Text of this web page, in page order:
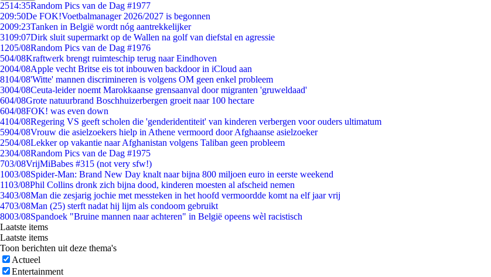
2514:35Random Pics van de Dag #1977
209:50De FOK!Voetbalmanager 2026/2027 is begonnen
2009:23Tanken in België wordt nóg aantrekkelijker
3109:07Dirk sluit supermarkt op de Wallen na golf van diefstal en agressie
1205/08Random Pics van de Dag #1976
504/08Kraftwerk brengt ruimteschip terug naar Eindhoven
2004/08Apple vecht Britse eis tot inbouwen backdoor in iCloud aan
8104/08'Witte' mannen discrimineren is volgens OM geen enkel probleem
3004/08Ceuta-leider noemt Marokkaanse grensaanval door migranten 'gruweldaad'
604/08Grote natuurbrand Boschhuizerbergen groeit naar 100 hectare
604/08FOK! was even down
4104/08Regering VS geeft scholen die 'genderidentiteit' van kinderen verbergen voor ouders ultimatum
5904/08Vrouw die asielzoekers hielp in Athene vermoord door Afghaanse asielzoeker
2504/08Lekker op vakantie naar Afghanistan volgens Taliban geen probleem
2304/08Random Pics van de Dag #1975
703/08VrijMiBabes #315 (not very sfw!)
1003/08Spider-Man: Brand New Day knalt naar bijna 800 miljoen euro in eerste weekend
1103/08Phil Collins dronk zich bijna dood, kinderen moesten al afscheid nemen
3403/08Man die zesjarig jochie met messteken in het hoofd vermoordde komt na elf jaar vrij
4703/08Man (25) sterft nadat hij lijm als condoom gebruikt
8003/08Spandoek "Bruine mannen naar achteren" in België opeens wèl racistisch
Laatste items
Laatste items
Toon berichten uit deze thema's
Actueel
Entertainment